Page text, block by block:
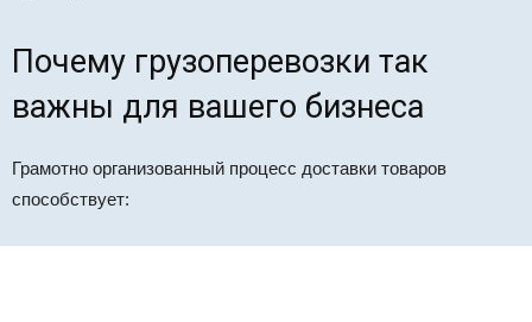
Почему грузоперевозки так
важны для вашего бизнеса
Грамотно организованный процесс доставки товаров
способствует: